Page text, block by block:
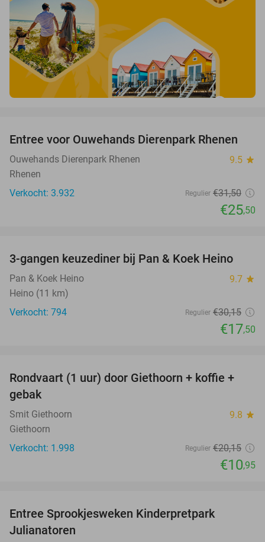
19%
Entree voor Ouwehands Dierenpark Rhenen
Ouwehands Dierenpark Rhenen 9.5 star
Rhenen
Verkocht: 3.932
Regulier €31,50
€25,50
42%
3-gangen keuzediner bij Pan & Koek Heino
Pan & Koek Heino 9.7 star
Heino (11 km)
Verkocht: 794
Regulier €30,15
€17,50
46%
Rondvaart (1 uur) door Giethoorn + koffie +
gebak
Smit Giethoorn 9.8 star
Giethoorn
Verkocht: 1.998
Regulier €20,15
€10,95
Entree Sprookjesweken Kinderpretpark
Julianatoren